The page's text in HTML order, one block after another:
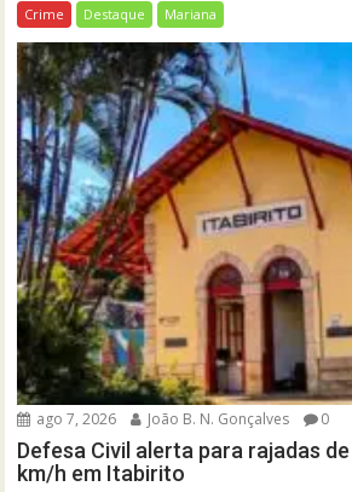
Crime Destaque Mariana
ago 7, 2026 João B. N. Gonçalves 0
Defesa Civil alerta para rajadas
km/h em Itabirito